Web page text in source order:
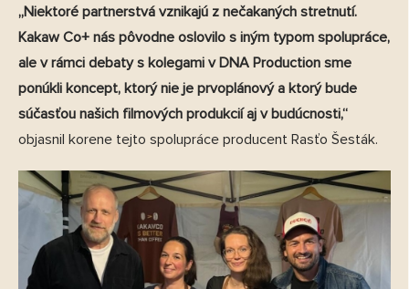
„Niektoré partnerstvá vznikajú z nečakaných stretnutí.
Kakaw Co+ nás pôvodne oslovilo s iným typom spolupráce,
ale v rámci debaty s kolegami v DNA Production sme
ponúkli koncept, ktorý nie je prvoplánový a ktorý bude
súčasťou našich filmových produkcií aj v budúcnosti,“
objasnil korene tejto spolupráce producent Rasťo Šesták.